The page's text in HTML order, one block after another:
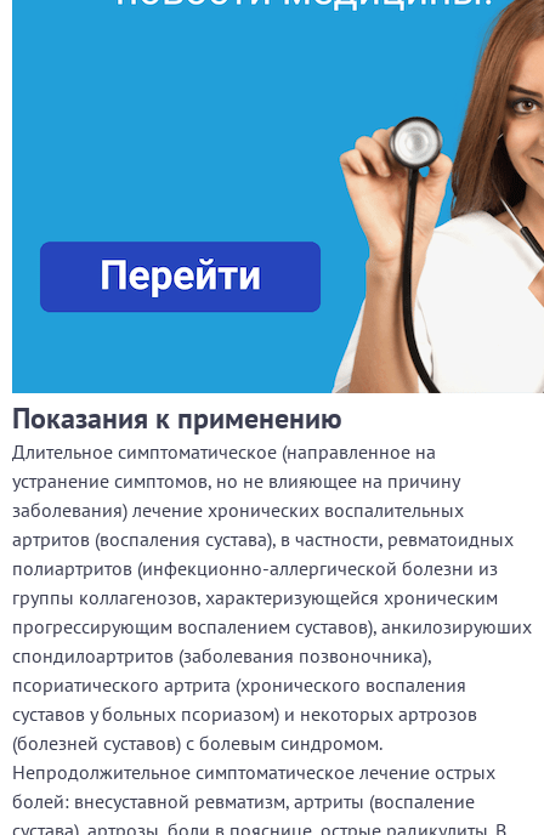
Показания к применению
Длительное симптоматическое (направленное на
устранение симптомов, но не влияющее на причину
заболевания) лечение хронических воспалительных
артритов (воспаления сустава), в частности, ревматоидных
полиартритов (инфекционно-аллергической болезни из
группы коллагенозов, характеризующейся хроническим
прогрессирующим воспалением суставов), анкилозируюших
спондилоартритов (заболевания позвоночника),
псориатического артрита (хронического воспаления
суставов у больных псориазом) и некоторых артрозов
(болезней суставов) с болевым синдромом.
Непродолжительное симптоматическое лечение острых
болей: внесуставной ревматизм, артриты (воспаление
сустава), артрозы, боли в пояснице, острые радикулиты. В